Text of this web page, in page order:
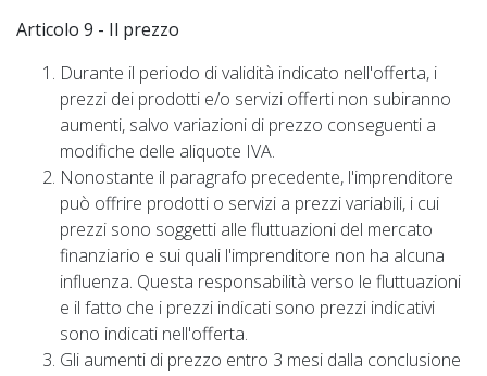
Articolo 9 - Il prezzo
Durante il periodo di validità indicato nell'offerta, i
prezzi dei prodotti e/o servizi offerti non subiranno
aumenti, salvo variazioni di prezzo conseguenti a
modifiche delle aliquote IVA.
Nonostante il paragrafo precedente, l'imprenditore
può offrire prodotti o servizi a prezzi variabili, i cui
prezzi sono soggetti alle fluttuazioni del mercato
finanziario e sui quali l'imprenditore non ha alcuna
influenza. Questa responsabilità verso le fluttuazioni
e il fatto che i prezzi indicati sono prezzi indicativi
sono indicati nell'offerta.
Gli aumenti di prezzo entro 3 mesi dalla conclusione